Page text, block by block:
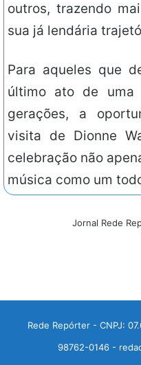
outros, trazendo
sua já lendária
Para aqueles que
último ato de uma
gerações, a
visita de Dionne
celebração não
música como um
Jornal Rede
Rede Repórter - CNPJ:
98762-0146 -